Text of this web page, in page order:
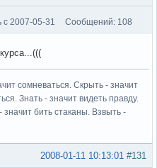
с 2007-05-31 Сообщений: 108
сомневаться. Скрыть - значит
Знать - значит видеть правду.
значит бить стаканы. Взвыть -
#131
2008-01-11 10:13:01